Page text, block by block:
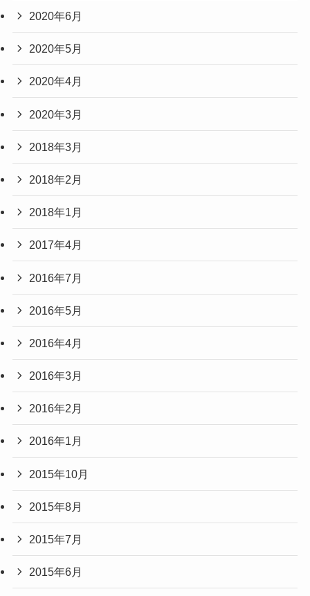
2020年6月
2020年5月
2020年4月
2020年3月
2018年3月
2018年2月
2018年1月
2017年4月
2016年7月
2016年5月
2016年4月
2016年3月
2016年2月
2016年1月
2015年10月
2015年8月
2015年7月
2015年6月